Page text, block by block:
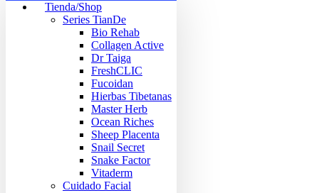
Tienda/Shop
Series TianDe
Bio Rehab
Collagen Active
Dr Taiga
FreshCLIC
Fucoidan
Hierbas Tibetanas
Master Herb
Ocean Riches
Sheep Placenta
Snail Secret
Snake Factor
Vitaderm
Cuidado Facial